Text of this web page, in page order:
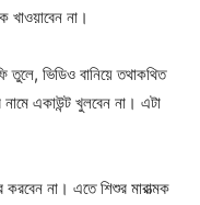
খাওয়াবেন না।
তুলে, ভিডিও বানিয়ে তথাকথিত
একাউন্ট খুলবেন না। এটা
করবেন না। এতে শিশুর মারাত্মক